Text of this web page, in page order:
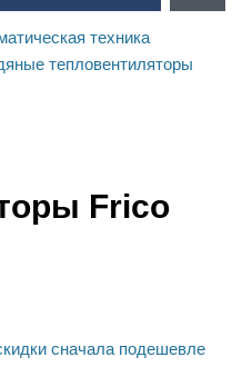
техника
тепловентиляторы
Frico
сначала подешевле